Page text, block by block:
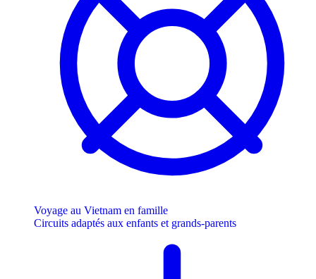
Voyage au Vietnam en famille
Circuits adaptés aux enfants et grands-parents